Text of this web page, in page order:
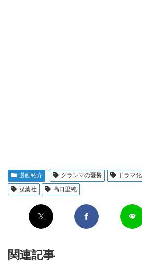
漫画紹介 グランマの憂鬱 ドラマ化
双葉社
高口里純
関連記事